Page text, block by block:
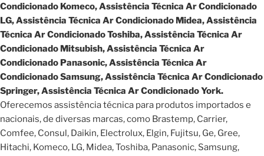
Condicionado Komeco, Assistência Técnica Ar Condicionado
LG, Assistência Técnica Ar Condicionado Midea, Assistência
Técnica Ar Condicionado Toshiba, Assistência Técnica Ar
Condicionado Mitsubish, Assistência Técnica Ar
Condicionado Panasonic, Assistência Técnica Ar
Condicionado Samsung, Assistência Técnica Ar Condicionado
Springer, Assistência Técnica Ar Condicionado York.
Oferecemos assistência técnica para produtos importados e
nacionais, de diversas marcas, como Brastemp, Carrier,
Comfee, Consul, Daikin, Electrolux, Elgin, Fujitsu, Ge, Gree,
Hitachi, Komeco, LG, Midea, Toshiba, Panasonic, Samsung,